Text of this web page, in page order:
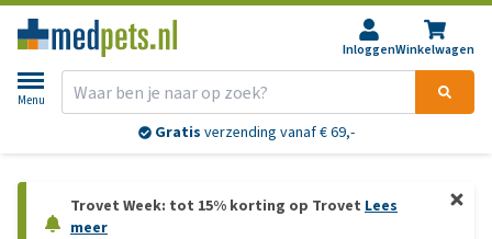
InloggenWinkelwagen
Menu
Gratis verzending vanaf € 69,-
Trovet Week: tot 15% korting op Trovet Lees
meer